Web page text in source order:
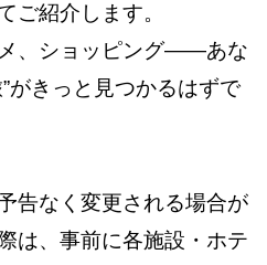
ご紹介します。
、ショッピング――あな
がきっと見つかるはずで
告なく変更される場合が
は、事前に各施設・ホテ